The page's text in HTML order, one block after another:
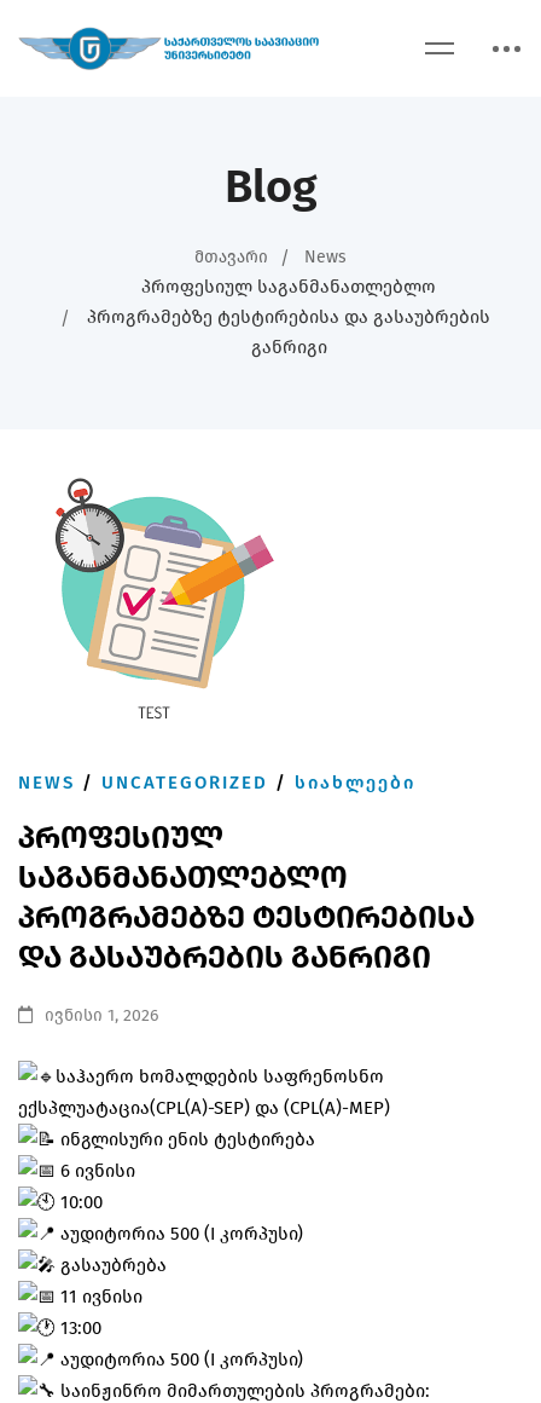
Blog
Მთავარი News
Პროფესიულ Საგანმანათლებლო
Პროგრამებზე Ტესტირებისა Და Გასაუბრების
Განრიგი
NEWS / UNCATEGORIZED / ᲡᲘᲐᲮᲚᲔᲔᲑᲘ
პროფესიულ
საგანმანათლებლო
პროგრამებზე ტესტირებისა
და გასაუბრების განრიგი
ივნისი 1, 2026
საჰაერო ხომალდების საფრენოსნო
ექსპლუატაცია(CPL(A)-SEP) და (CPL(A)-MEP)
ინგლისური ენის ტესტირება
6 ივნისი
10:00
აუდიტორია 500 (I კორპუსი)
გასაუბრება
11 ივნისი
13:00
აუდიტორია 500 (I კორპუსი)
საინჟინრო მიმართულების პროგრამები: